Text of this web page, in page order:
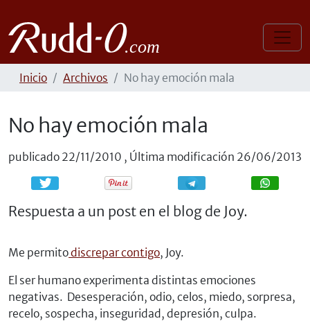
Inicio Archivos No hay emoción mala
No hay emoción mala
publicado 22/11/2010 , Última modificación 26/06/2013
Compartir Compartir
Respuesta a un post en el blog de Joy.
Me permitodiscrepar contigo, Joy.
El ser humano experimenta distintas emociones
negativas. Desesperación, odio, celos, miedo, sorpresa,
recelo, sospecha, inseguridad, depresión, culpa.